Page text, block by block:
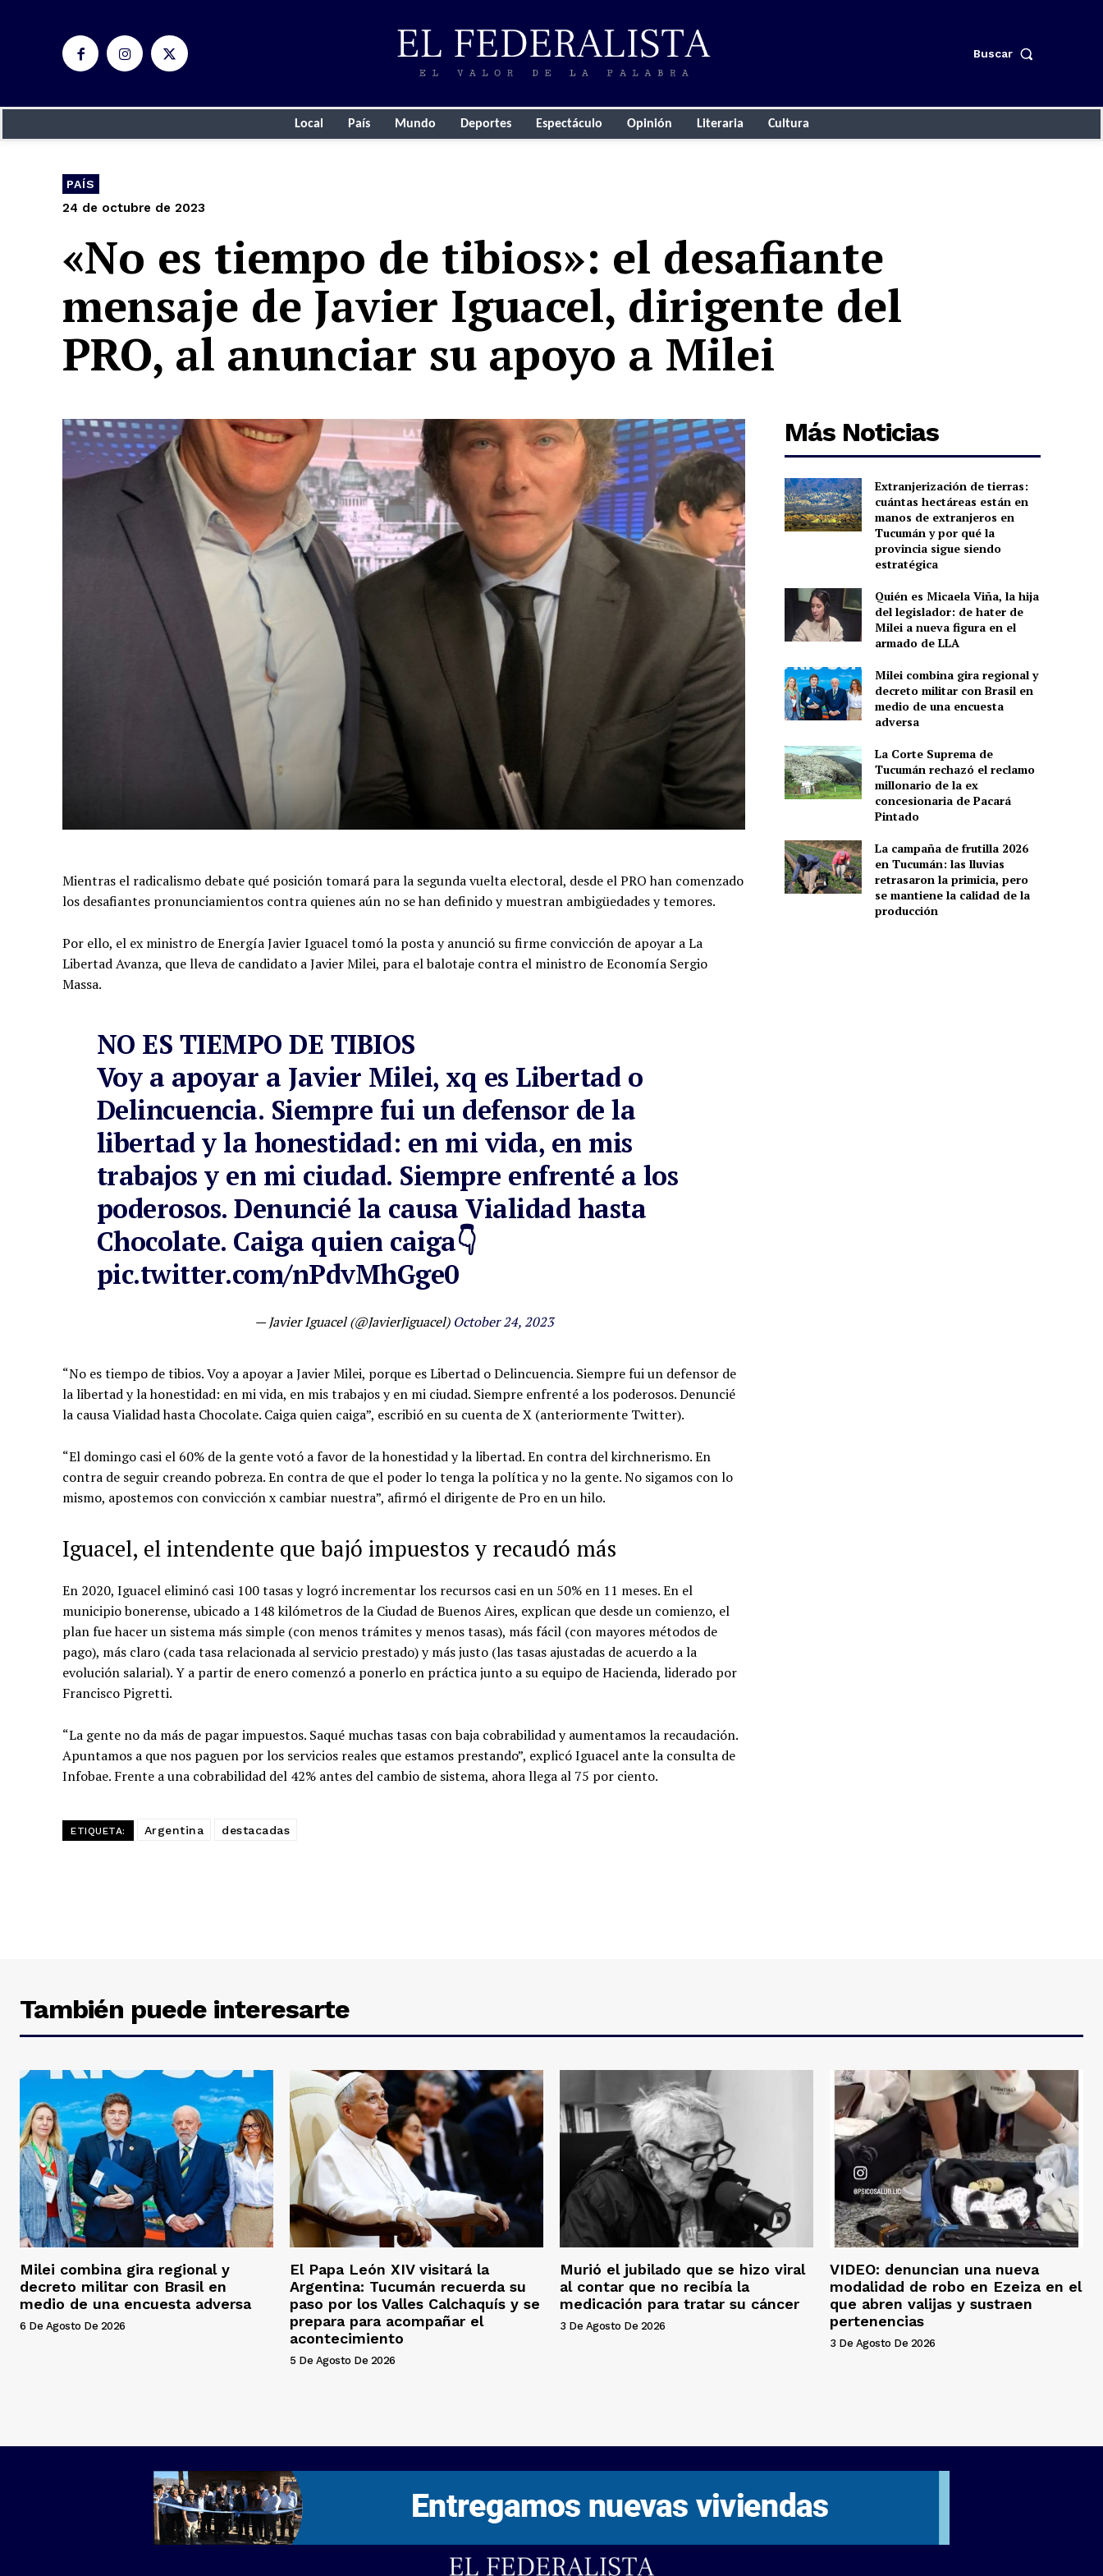
Buscar
Local País Mundo Deportes Espectáculo Opinión Literaria Cultura
PAÍS
24 de octubre de 2023
«No es tiempo de tibios»: el desafiante
mensaje de Javier Iguacel, dirigente del
PRO, al anunciar su apoyo a Milei
Mientras el radicalismo debate qué posición tomará para la segunda vuelta electoral, desde el PRO han comenzado
los desafiantes pronunciamientos contra quienes aún no se han definido y muestran ambigüedades y temores.
Por ello, el ex ministro de Energía Javier Iguacel tomó la posta y anunció su firme convicción de apoyar a La
Libertad Avanza, que lleva de candidato a Javier Milei, para el balotaje contra el ministro de Economía Sergio
Massa.
NO ES TIEMPO DE TIBIOS
Voy a apoyar a Javier Milei, xq es Libertad o
Delincuencia. Siempre fui un defensor de la
libertad y la honestidad: en mi vida, en mis
trabajos y en mi ciudad. Siempre enfrenté a los
poderosos. Denuncié la causa Vialidad hasta
Chocolate. Caiga quien caiga👇
pic.twitter.com/nPdvMhGge0
— Javier Iguacel (@JavierJiguacel) October 24, 2023
“No es tiempo de tibios. Voy a apoyar a Javier Milei, porque es Libertad o Delincuencia. Siempre fui un defensor de
la libertad y la honestidad: en mi vida, en mis trabajos y en mi ciudad. Siempre enfrenté a los poderosos. Denuncié
la causa Vialidad hasta Chocolate. Caiga quien caiga”, escribió en su cuenta de X (anteriormente Twitter).
“El domingo casi el 60% de la gente votó a favor de la honestidad y la libertad. En contra del kirchnerismo. En
contra de seguir creando pobreza. En contra de que el poder lo tenga la política y no la gente. No sigamos con lo
mismo, apostemos con convicción x cambiar nuestra”, afirmó el dirigente de Pro en un hilo.
Iguacel, el intendente que bajó impuestos y recaudó más
En 2020, Iguacel eliminó casi 100 tasas y logró incrementar los recursos casi en un 50% en 11 meses. En el
municipio bonerense, ubicado a 148 kilómetros de la Ciudad de Buenos Aires, explican que desde un comienzo, el
plan fue hacer un sistema más simple (con menos trámites y menos tasas), más fácil (con mayores métodos de
pago), más claro (cada tasa relacionada al servicio prestado) y más justo (las tasas ajustadas de acuerdo a la
evolución salarial). Y a partir de enero comenzó a ponerlo en práctica junto a su equipo de Hacienda, liderado por
Francisco Pigretti.
“La gente no da más de pagar impuestos. Saqué muchas tasas con baja cobrabilidad y aumentamos la recaudación.
Apuntamos a que nos paguen por los servicios reales que estamos prestando”, explicó Iguacel ante la consulta de
Infobae. Frente a una cobrabilidad del 42% antes del cambio de sistema, ahora llega al 75 por ciento.
ETIQUETA: Argentina destacadas
Más Noticias
Extranjerización de tierras:
cuántas hectáreas están en
manos de extranjeros en
Tucumán y por qué la
provincia sigue siendo
estratégica
Quién es Micaela Viña, la hija
del legislador: de hater de
Milei a nueva figura en el
armado de LLA
Milei combina gira regional y
decreto militar con Brasil en
medio de una encuesta
adversa
La Corte Suprema de
Tucumán rechazó el reclamo
millonario de la ex
concesionaria de Pacará
Pintado
La campaña de frutilla 2026
en Tucumán: las lluvias
retrasaron la primicia, pero
se mantiene la calidad de la
producción
También puede interesarte
Milei combina gira regional y
decreto militar con Brasil en
medio de una encuesta adversa
6 De Agosto De 2026
El Papa León XIV visitará la
Argentina: Tucumán recuerda su
paso por los Valles Calchaquís y se
prepara para acompañar el
acontecimiento
5 De Agosto De 2026
Murió el jubilado que se hizo viral
al contar que no recibía la
medicación para tratar su cáncer
3 De Agosto De 2026
VIDEO: denuncian una nueva
modalidad de robo en Ezeiza en el
que abren valijas y sustraen
pertenencias
3 De Agosto De 2026